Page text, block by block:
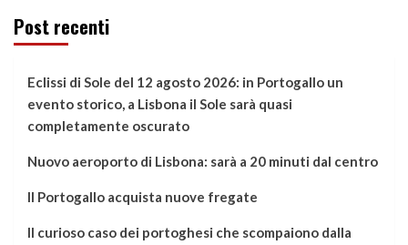
Post recenti
Eclissi di Sole del 12 agosto 2026: in Portogallo un
evento storico, a Lisbona il Sole sarà quasi
completamente oscurato
Nuovo aeroporto di Lisbona: sarà a 20 minuti dal centro
Il Portogallo acquista nuove fregate
Il curioso caso dei portoghesi che scompaiono dalla